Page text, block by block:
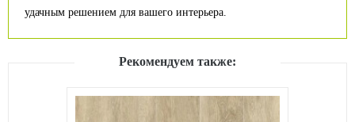
удачным решением для вашего интерьера.
Рекомендуем также: